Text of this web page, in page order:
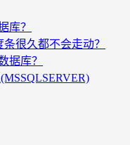
库？
很久都不会走动？
据库？